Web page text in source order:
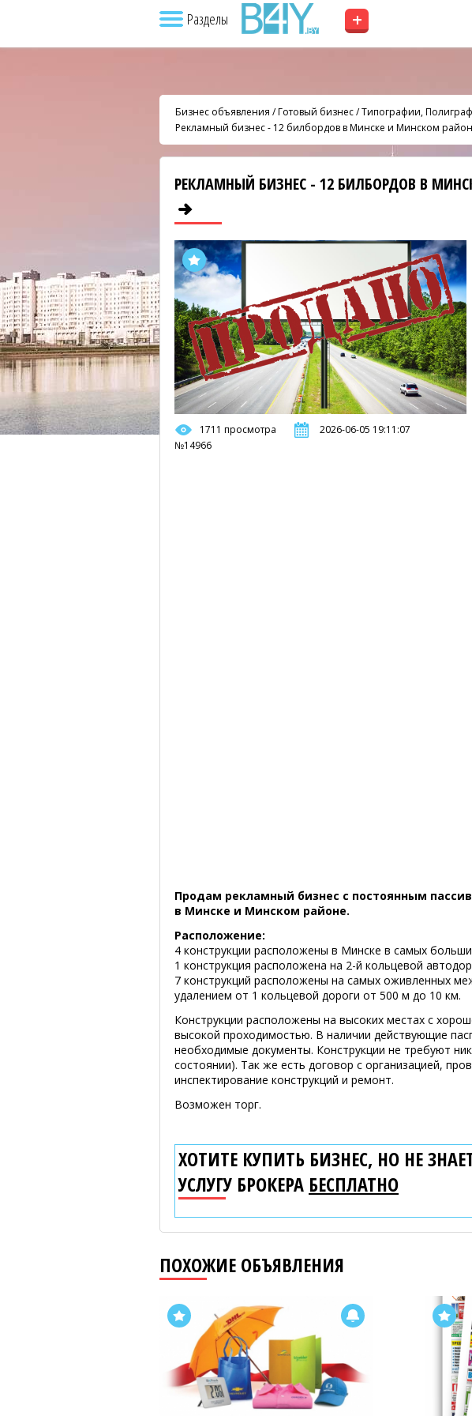
Разделы +
Бизнес объявления /Готовый бизнес/Типографии,
Рекламный бизнес - 12 билбордов в Минске и Минском
РЕКЛАМНЫЙ БИЗНЕС - 12 БИЛБОРДОВ В
1711 просмотра
2026-06-05 19:11:07
№14966
Продам рекламный бизнес с постоянным
в Минске и Минском районе.
Расположение:
4 конструкции расположены в Минске в самых
1 конструкция расположена на 2-й кольцевой
7 конструкций расположены на самых оживленных
удалением от 1 кольцевой дороги от 500 м до 10 км.
Конструкции расположены на высоких местах с
высокой проходимостью. В наличии действующие
необходимые документы. Конструкции не требуют
состоянии). Так же есть договор с организацией,
инспектирование конструкций и ремонт.
Возможен торг.
ХОТИТЕ КУПИТЬ БИЗНЕС, НО НЕ
УСЛУГУ БРОКЕРА БЕСПЛАТНО
ПОХОЖИЕ ОБЪЯВЛЕНИЯ